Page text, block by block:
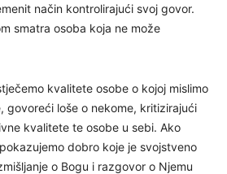
način kontrolirajući svoj govor.
smatra osoba koja ne može
kvalitete osobe o kojoj mislimo
govoreći loše o nekome, kritizirajući
kvalitete te osobe u sebi. Ako
dobro koje je svojstveno
o Bogu i razgovor o Njemu